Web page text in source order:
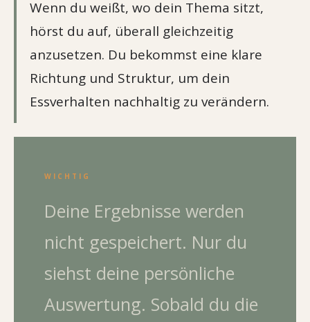
Wenn du weißt, wo dein Thema sitzt,
hörst du auf, überall gleichzeitig
anzusetzen. Du bekommst eine klare
Richtung und Struktur, um dein
Essverhalten nachhaltig zu verändern.
WICHTIG
Deine Ergebnisse werden
nicht gespeichert. Nur du
siehst deine persönliche
Auswertung. Sobald du die